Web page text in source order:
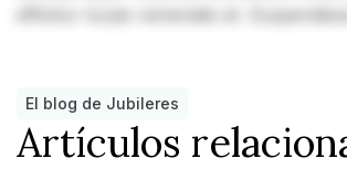
efficitur turpis venenatis et.
El blog de Jubileres
Artículos